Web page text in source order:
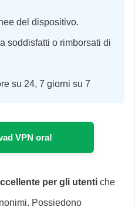
del dispositivo.
soddisfatti o rimborsati di
su 24, 7 giorni su 7
VPN ora!
per gli utenti che
Possiedono